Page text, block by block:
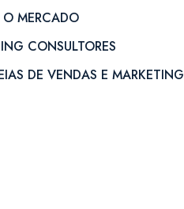
MERCADO
CONSULTORES
DE VENDAS E MARKETING